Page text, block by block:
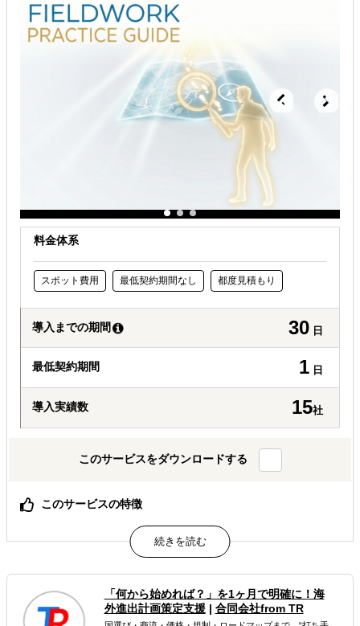
解決できる課題
自社事業に最適な進出形態を知りたい
自社商材に最適な販売方法を知りたい
自社商材の現地でのニーズを知りたい
料金体系
スポット費用 最低契約期間なし 都度見積もり
導入までの期間 30 日
最低契約期間 1 日
導入実績数 15社
このサービスをダウンロードする
このサービスの特徴
確実な海外展開のための現地調査をサポートします
安心の旅行業登録事業者が航空券やホテルも手配可能
キーパーソンへのアポイント取得も依頼可能です
属するジャンル「何から始めれば？」を1ヶ月で明確に！海
外進出計画策定支援| 合同会社from TR